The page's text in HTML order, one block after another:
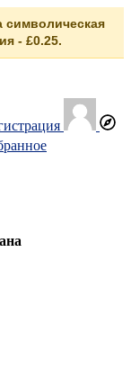
символическая
- £0.25.